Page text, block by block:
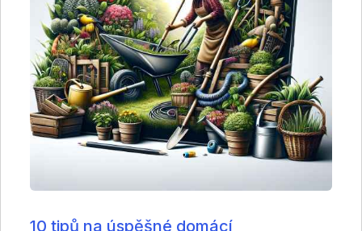
10 tipů na úspěšné domácí